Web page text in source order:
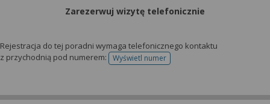
Zarezerwuj wizytę telefonicznie
Rejestracja do tej poradni wymaga telefonicznego kontaktu
z przychodnią pod numerem:
Wyświetl numertelefonu do rejestracji